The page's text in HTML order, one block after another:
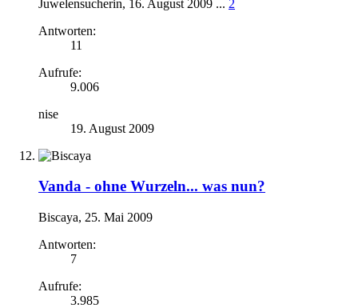
Juwelensucherin, 16. August 2009 ... 2
Antworten:
11
Aufrufe:
9.006
nise
19. August 2009
Vanda - ohne Wurzeln... was nun?
Biscaya, 25. Mai 2009
Antworten:
7
Aufrufe:
3.985